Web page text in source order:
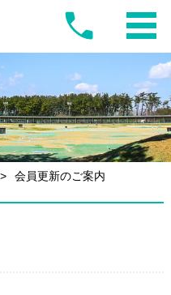
会員更新のご案内